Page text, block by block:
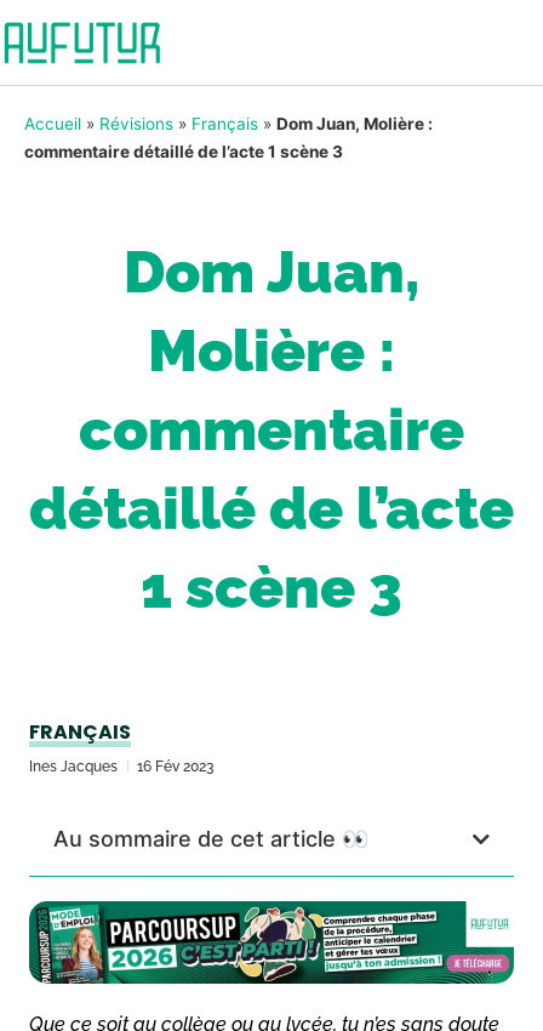
Accueil » Révisions » Français » Dom Juan, Molière :
commentaire détaillé de l’acte 1 scène 3
Dom Juan,
Molière :
commentaire
détaillé de l’acte
1 scène 3
FRANÇAIS
Ines Jacques 16 Fév 2023
Au sommaire de cet article 👀
Que ce soit au collège ou au lycée, tu n’es sans doute